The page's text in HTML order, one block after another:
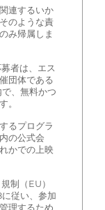
連するいか
のような責
み帰属しま
者は、エス
団体である
、無料かつ
。
るプログラ
の公式会
かでの上映
制（EU）
従い、参加
理するため